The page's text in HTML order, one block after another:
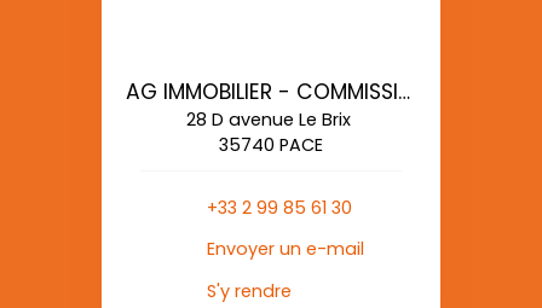
AG IMMOBILIER - COMMISSIONS REDUITES
28 D avenue Le Brix
35740 PACE
+33 2 99 85 61 30
Envoyer un e-mail
S'y rendre